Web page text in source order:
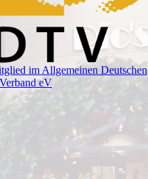
im Allgemeinen Deutschen
eV